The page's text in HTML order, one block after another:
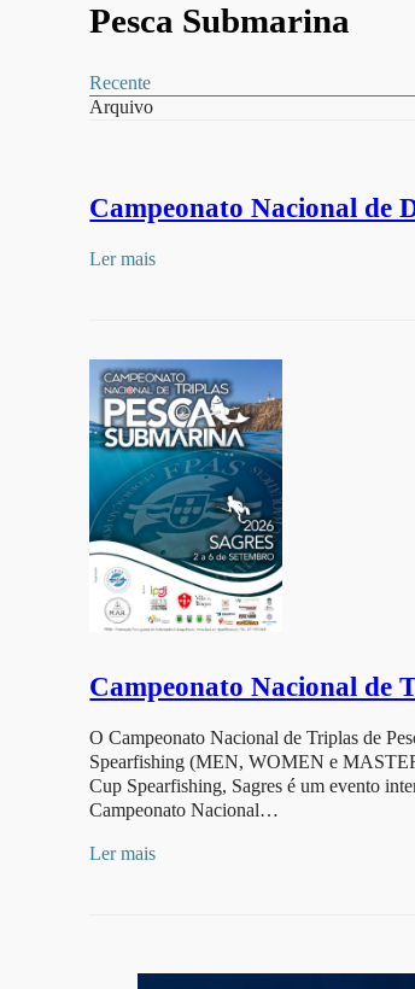
Pesca Submarina
Recente
Arquivo
Campeonato Nacional de
Ler mais
Campeonato Nacional de
O Campeonato Nacional de Triplas de
Spearfishing (MEN, WOMEN e
Cup Spearfishing, Sagres é um evento
Campeonato Nacional…
Ler mais